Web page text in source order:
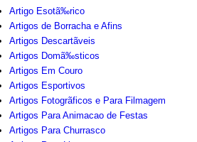
Artigo Esotã‰rico
Artigos de Borracha e Afins
Artigos Descartãveis
Artigos Domã‰sticos
Artigos Em Couro
Artigos Esportivos
Artigos Fotogrãficos e Para Filmagem
Artigos Para Animacao de Festas
Artigos Para Churrasco